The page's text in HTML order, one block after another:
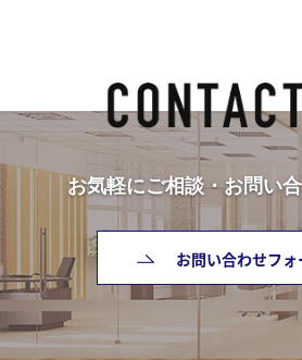
お気軽にご相談・お問い
お問い合わせフォ